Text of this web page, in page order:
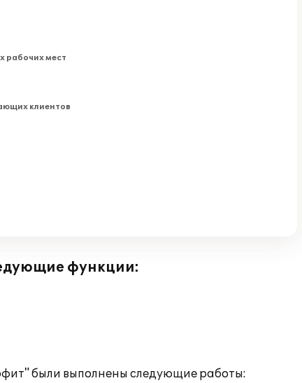
рабочих мест
клиентов
функции:
были выполнены следующие работы: